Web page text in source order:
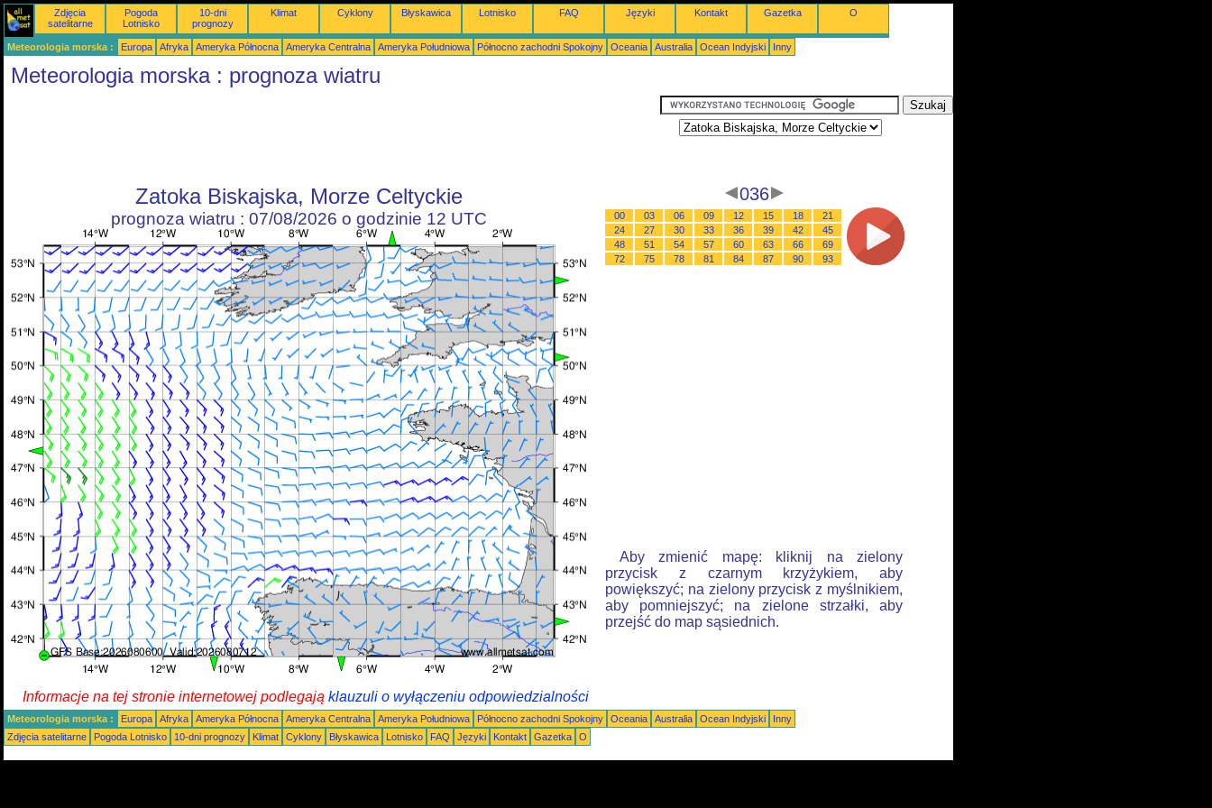
Zdjęcia
satelitarne
Pogoda
Lotnisko
10-dni
prognozy
Klimat Cyklony Błyskawica Lotnisko FAQ Języki Kontakt Gazetka O
Meteorologia morska : Europa Afryka Ameryka Północna Ameryka Centralna Ameryka Południowa Północno zachodni Spokojny Oceania Australia Ocean Indyjski Inny
Meteorologia morska : prognoza wiatru
Zatoka Biskajska, Morze Celtyckie
prognoza wiatru : 07/08/2026 o godzinie 12 UTC
036
00 03 06 09 12 15 18
21
24
27 30 33 36 39 42
45
48
51 54 57 60 63 66
69
72
75 78 81 84 87 90 93
Aby zmienić mapę: kliknij na zielony
przycisk z czarnym krzyżykiem, aby
powiększyć; na zielony przycisk z myślnikiem,
aby pomniejszyć; na zielone strzałki, aby
przejść do map sąsiednich.
Informacje na tej stronie internetowej podlegają klauzuli o wyłączeniu odpowiedzialności
Meteorologia morska : Europa Afryka Ameryka Północna Ameryka Centralna Ameryka Południowa Północno zachodni Spokojny Oceania Australia Ocean Indyjski
Inny
Zdjęcia satelitarne
Pogoda Lotnisko 10-dni prognozy Klimat Cyklony Błyskawica Lotnisko FAQ Języki Kontakt Gazetka O